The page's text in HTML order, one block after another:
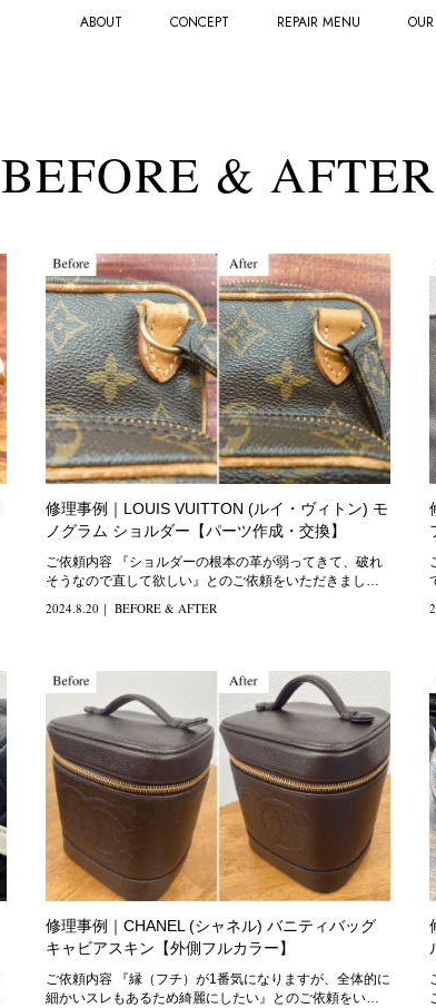
ABOUT CONCEPT REPAIR MENU
BEFORE & AFTER
修理事例｜LOUIS VUITTON (ルイ・ヴィトン) モ
ノグラム ショルダー【パーツ作成・交換】
ご依頼内容 『ショルダーの根本の革が弱ってきて、破れ
そうなので直して欲しい』とのご依頼をいただきまし
た。 修理方法
2024.8.20 ｜ BEFORE & AFTER
ご
修理事例｜CHANEL (シャネル) バニティバッグ
キャビアスキン【外側フルカラー】
ご依頼内容 『縁（フチ）が1番気になりますが、全体的に
細かいスレもあるため綺麗にしたい』とのご依頼をいた
ご